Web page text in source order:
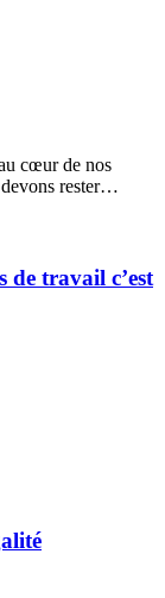
cœur de nos
rester…
de travail c’est